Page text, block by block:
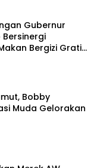
Gubernur
Bersinergi
Bergizi Gratis
Muda Gelorakan